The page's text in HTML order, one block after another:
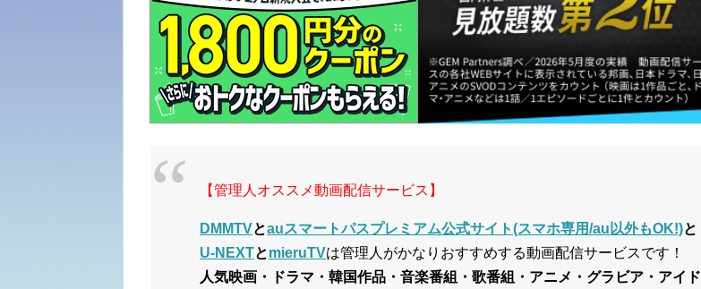
【管理人オススメ動画配信サービス】
DMMTVとauスマートパスプレミアム公式サイト(スマホ専用/au以外もOK!)と
U-NEXTとmieruTVは管理人がかなりおすすめする動画配信サービスです！
人気映画・ドラマ・韓国作品・音楽番組・歌番組・アニメ・グラビア・アイド